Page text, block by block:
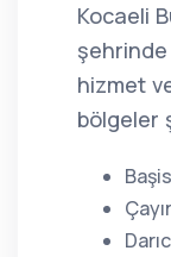
Kocaeli
hizmet
bölgeler